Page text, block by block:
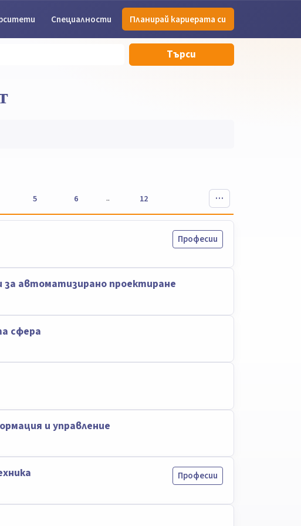
Специалности Планирай кариерата си
Търси
5 6 .. 12
Професии
автоматизирано проектиране
сфера
и управление
Професии